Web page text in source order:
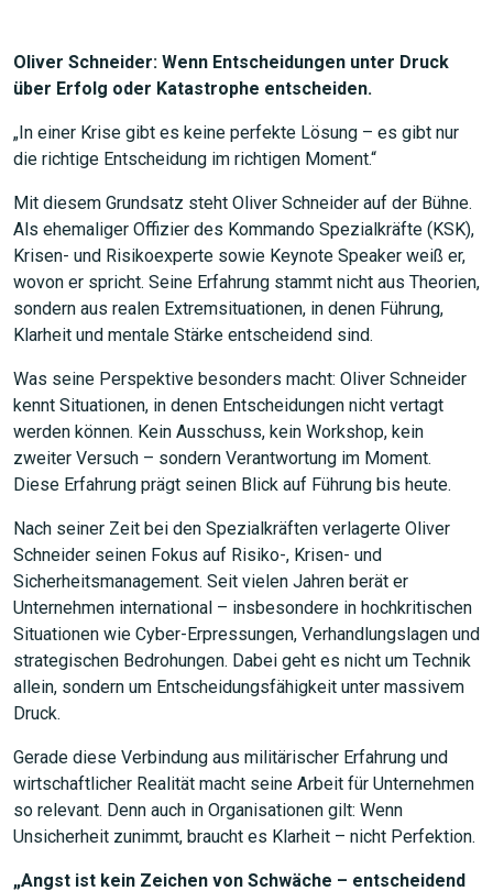
Oliver Schneider: Wenn Entscheidungen unter Druck
über Erfolg oder Katastrophe entscheiden.
„In einer Krise gibt es keine perfekte Lösung – es gibt nur
die richtige Entscheidung im richtigen Moment.“
Mit diesem Grundsatz steht Oliver Schneider auf der Bühne.
Als ehemaliger Offizier des Kommando Spezialkräfte (KSK),
Krisen- und Risikoexperte sowie Keynote Speaker weiß er,
wovon er spricht. Seine Erfahrung stammt nicht aus Theorien,
sondern aus realen Extremsituationen, in denen Führung,
Klarheit und mentale Stärke entscheidend sind.
Was seine Perspektive besonders macht: Oliver Schneider
kennt Situationen, in denen Entscheidungen nicht vertagt
werden können. Kein Ausschuss, kein Workshop, kein
zweiter Versuch – sondern Verantwortung im Moment.
Diese Erfahrung prägt seinen Blick auf Führung bis heute.
Nach seiner Zeit bei den Spezialkräften verlagerte Oliver
Schneider seinen Fokus auf Risiko-, Krisen- und
Sicherheitsmanagement. Seit vielen Jahren berät er
Unternehmen international – insbesondere in hochkritischen
Situationen wie Cyber-Erpressungen, Verhandlungslagen und
strategischen Bedrohungen. Dabei geht es nicht um Technik
allein, sondern um Entscheidungsfähigkeit unter massivem
Druck.
Gerade diese Verbindung aus militärischer Erfahrung und
wirtschaftlicher Realität macht seine Arbeit für Unternehmen
so relevant. Denn auch in Organisationen gilt: Wenn
Unsicherheit zunimmt, braucht es Klarheit – nicht Perfektion.
„Angst ist kein Zeichen von Schwäche – entscheidend